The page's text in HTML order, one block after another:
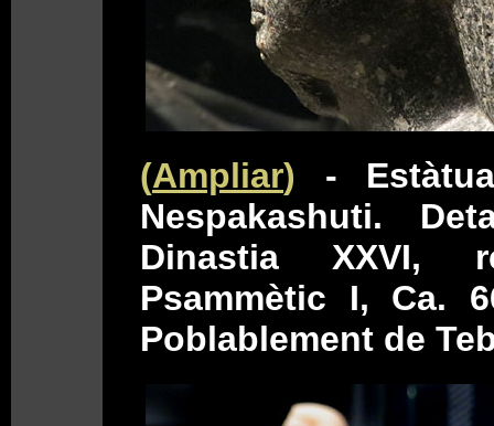
(Ampliar)
-
Nespakashuti.
Dinastia XXVI,
Psammètic I, Ca.
Poblablement de